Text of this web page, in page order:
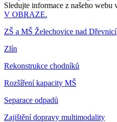
Sledujte informace z našeho webu
V OBRAZE.
ZŠ a MŠ Želechovice nad Dřevnicí
Zlín
Rekonstrukce chodníků
Rozšíření kapacity MŠ
Separace odpadů
Zajištění dopravy multimodality